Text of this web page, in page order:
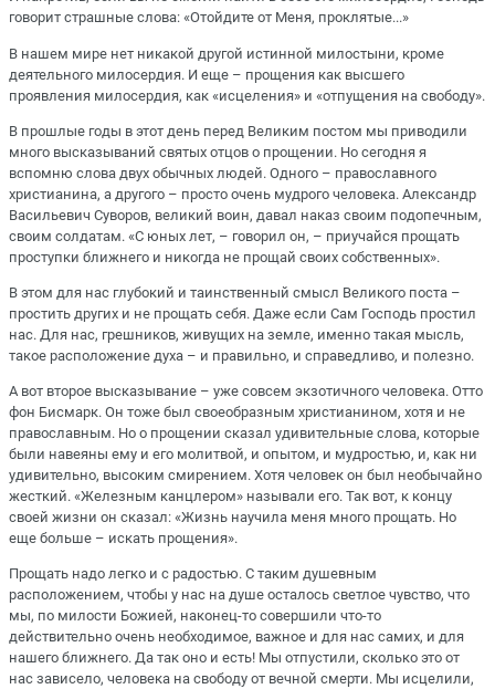
говорит страшные слова: «Отойдите от Меня, проклятые...»
В нашем мире нет никакой другой истинной милостыни, кроме
деятельного милосердия. И еще – прощения как высшего
проявления милосердия, как «исцеления» и «отпущения на свободу».
В прошлые годы в этот день перед Великим постом мы приводили
много высказываний святых отцов о прощении. Но сегодня я
вспомню слова двух обычных людей. Одного – православного
христианина, а другого – просто очень мудрого человека. Александр
Васильевич Суворов, великий воин, давал наказ своим подопечным,
своим солдатам. «С юных лет, – говорил он, – приучайся прощать
проступки ближнего и никогда не прощай своих собственных».
В этом для нас глубокий и таинственный смысл Великого поста –
простить других и не прощать себя. Даже если Сам Господь простил
нас. Для нас, грешников, живущих на земле, именно такая мысль,
такое расположение духа – и правильно, и справедливо, и полезно.
А вот второе высказывание – уже совсем экзотичного человека. Отто
фон Бисмарк. Он тоже был своеобразным христианином, хотя и не
православным. Но о прощении сказал удивительные слова, которые
были навеяны ему и его молитвой, и опытом, и мудростью, и, как ни
удивительно, высоким смирением. Хотя человек он был необычайно
жесткий. «Железным канцлером» называли его. Так вот, к концу
своей жизни он сказал: «Жизнь научила меня много прощать. Но
еще больше – искать прощения».
Прощать надо легко и с радостью. С таким душевным
расположением, чтобы у нас на душе осталось светлое чувство, что
мы, по милости Божией, наконец-то совершили что-то
действительно очень необходимое, важное и для нас самих, и для
нашего ближнего. Да так оно и есть! Мы отпустили, сколько это от
нас зависело, человека на свободу от вечной смерти. Мы исцелили,